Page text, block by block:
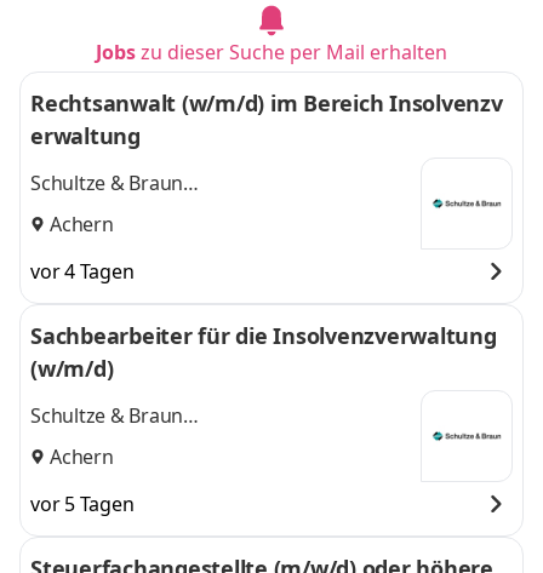
Jobszu dieser Suche per Mail erhalten
Rechtsanwalt (w/m/d) im Bereich Insolvenzv
erwaltung
Schultze & Braun
Rechtsanwaltsgesellschaft
Achern
vor 4 Tagen
Sachbearbeiter für die Insolvenzverwaltung
(w/m/d)
Schultze & Braun
Rechtsanwaltsgesellschaft
Achern
vor 5 Tagen